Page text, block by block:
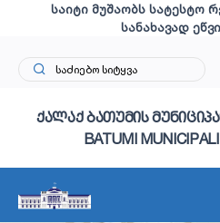
საიტი მუშაობს სატესტო
სანახავად
ქალაქ ბათუმის
BATUMI